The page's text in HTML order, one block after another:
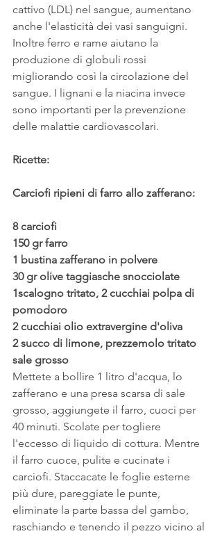
cattivo (LDL) nel sangue, aumentano
anche l'elasticità dei vasi sanguigni.
Inoltre ferro e rame aiutano la
produzione di globuli rossi
migliorando così la circolazione del
sangue. I lignani e la niacina invece
sono importanti per la prevenzione
delle malattie cardiovascolari.
Ricette:
Carciofi ripieni di farro allo zafferano:
8 carciofi
150 gr farro
1 bustina zafferano in polvere
30 gr olive taggiasche snocciolate
1scalogno tritato, 2 cucchiai polpa di
pomodoro
2 cucchiai olio extravergine d'oliva
2 succo di limone, prezzemolo tritato
sale grosso
Mettete a bollire 1 litro d'acqua, lo
zafferano e una presa scarsa di sale
grosso, aggiungete il farro, cuoci per
40 minuti. Scolate per togliere
l'eccesso di liquido di cottura. Mentre
il farro cuoce, pulite e cucinate i
carciofi. Staccacate le foglie esterne
più dure, pareggiate le punte,
eliminate la parte bassa del gambo,
raschiando e tenendo il pezzo vicino al